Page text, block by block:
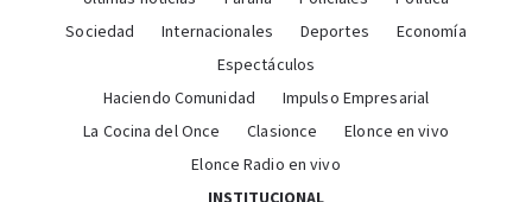
Sociedad
Internacionales Deportes
Economía
Espectáculos
Haciendo Comunidad
Impulso Empresarial
La Cocina del Once
Clasionce
Elonce en vivo
Elonce Radio en vivo